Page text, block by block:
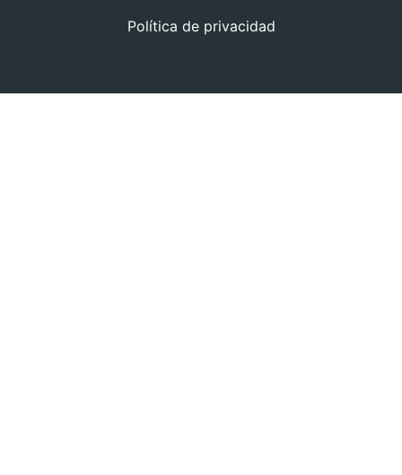
Política de privacidad